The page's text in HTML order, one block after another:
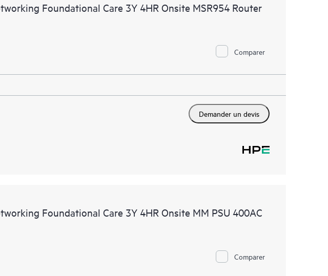
Foundational Care 3Y 4HR Onsite MSR954 Router
Comparer
Demander un devis
Foundational Care 3Y 4HR Onsite MM PSU 400AC
Comparer